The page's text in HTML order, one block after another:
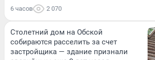
6 часов 2 070
Столетний дом на Обской
собираются расселить за счет
застройщика — здание признали